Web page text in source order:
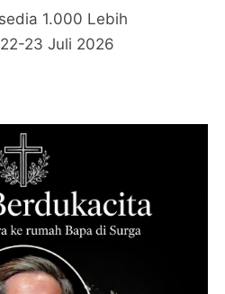
1.000 Lebih
23 Juli 2026